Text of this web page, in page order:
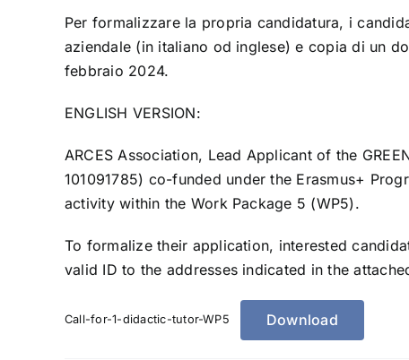
Per formalizzare la propria candidatura, i
aziendale (in italiano od inglese) e copia di un
febbraio 2024.
ENGLISH VERSION:
ARCES Association, Lead Applicant of the
101091785) co-funded under the Erasmus+
activity within the Work Package 5 (WP5).
To formalize their application, interested
valid ID to the addresses indicated in the
Call-for-1-didactic-tutor-WP5 Download